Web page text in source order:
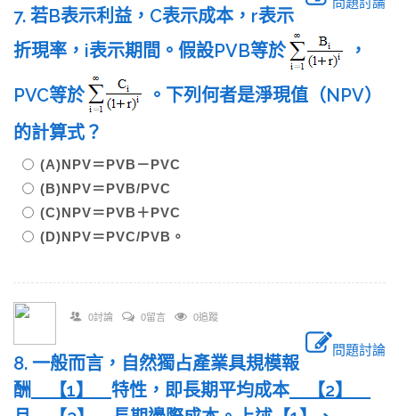
7. 若B表示利益，C表示成本，r表示
折現率，i表示期間。假設PVB等於
，
PVC等於
。下列何者是淨現值（NPV）
的計算式？
(A)NPV＝PVB－PVC
(B)NPV＝PVB/PVC
(C)NPV＝PVB＋PVC
(D)NPV＝PVC/PVB。
0討論 0留言 0追蹤
問題討論
8. 一般而言，自然獨占產業具規模報
酬
【1】 特性，即長期平均成本 【2】